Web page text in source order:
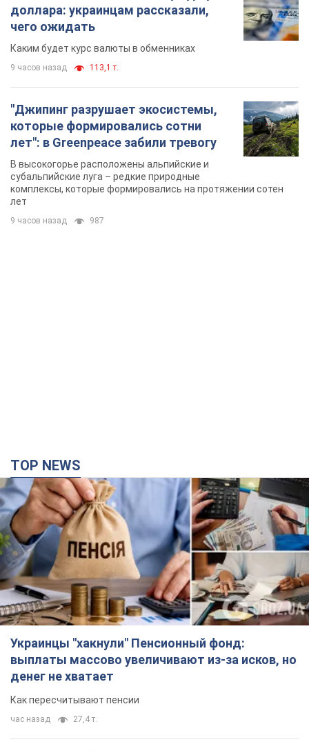
доллара: украинцам рассказали,
чего ожидать
Каким будет курс валюты в обменниках
9 часов назад 113,1 т.
"Джипинг разрушает экосистемы,
которые формировались сотни
лет": в Greenpeace забили тревогу
В высокогорье расположены альпийские и
субальпийские луга – редкие природные
комплексы, которые формировались на протяжении сотен
лет
9 часов назад 987
TOP NEWS
Украинцы "хакнули" Пенсионный фонд:
выплаты массово увеличивают из-за исков, но
денег не хватает
Как пересчитывают пенсии
час назад 27,4 т.